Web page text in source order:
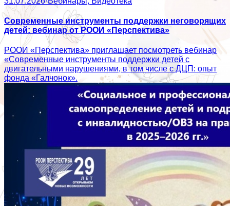
Современные инструменты поддержки неговорящих
детей: вебинар от РООИ «Перспектива»
РООИ «Перспектива» приглашает посмотреть вебинар
«Современные инструменты поддержки детей с
двигательными нарушениями, в том числе с ДЦП: опыт
фонда «Галчонок».